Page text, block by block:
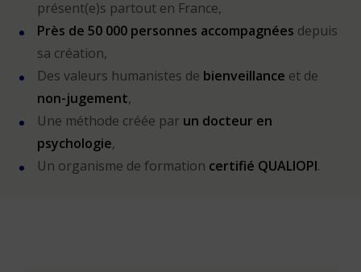
présent(e)s partout en France,
Près de 50 000 personnes accompagnées depuis
sa création,
Des valeurs humanistes de bienveillance et de
non-jugement,
Une méthode créée par un docteur en
psychologie,
Un organisme de formation certifié QUALIOPI.